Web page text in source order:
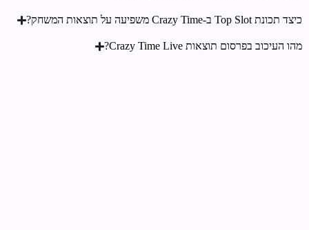
כיצד תכונת Top Slot ב-Crazy Time משפיעה על תוצאות המשחק?
מהו העיכוב בפרסום תוצאות Crazy Time Live?